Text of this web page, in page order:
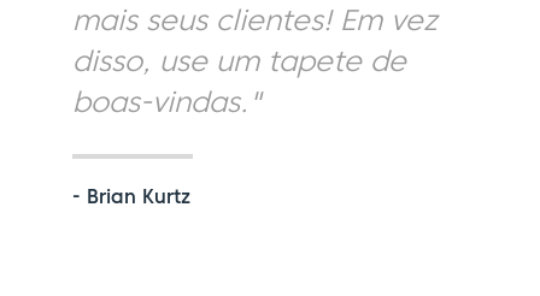
mais seus clientes! Em vez
disso, use um tapete de
boas-vindas."
- Brian Kurtz